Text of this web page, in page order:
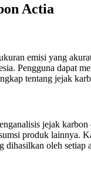
Actia
emisi yang
Pengguna dapat
tentang jejak
jejak
produk lainnya.
dihasilkan oleh setiap